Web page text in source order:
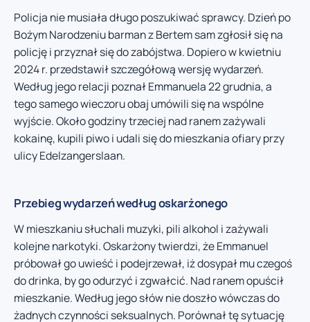
Policja nie musiała długo poszukiwać sprawcy. Dzień po
Bożym Narodzeniu barman z Bertem sam zgłosił się na
policję i przyznał się do zabójstwa. Dopiero w kwietniu
2024 r. przedstawił szczegółową wersję wydarzeń.
Według jego relacji poznał Emmanuela 22 grudnia, a
tego samego wieczoru obaj umówili się na wspólne
wyjście. Około godziny trzeciej nad ranem zażywali
kokainę, kupili piwo i udali się do mieszkania ofiary przy
ulicy Edelzangerslaan.
Przebieg wydarzeń według oskarżonego
W mieszkaniu słuchali muzyki, pili alkohol i zażywali
kolejne narkotyki. Oskarżony twierdzi, że Emmanuel
próbował go uwieść i podejrzewał, iż dosypał mu czegoś
do drinka, by go odurzyć i zgwałcić. Nad ranem opuścił
mieszkanie. Według jego słów nie doszło wówczas do
żadnych czynności seksualnych. Porównał tę sytuację